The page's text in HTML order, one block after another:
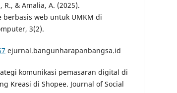
R., & Amalia, A. (2025).
berbasis web untuk UMKM di
3(2).
ejurnal.bangunharapanbangsa.id
komunikasi pemasaran digital di
Kreasi di Shopee. Journal of Social